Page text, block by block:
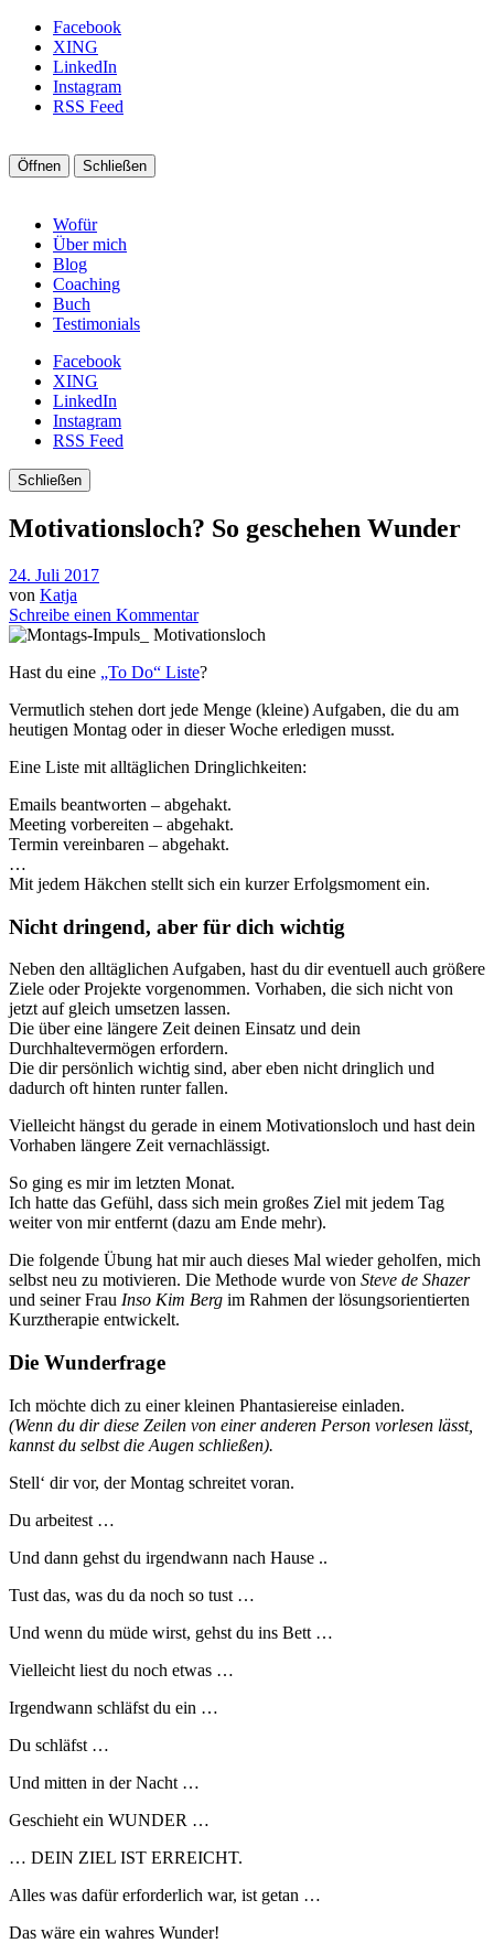
Facebook
XING
LinkedIn
Instagram
RSS Feed
Öffnen Schließen
Wofür
Über mich
Blog
Coaching
Buch
Testimonials
Facebook
XING
LinkedIn
Instagram
RSS Feed
Schließen
Motivationsloch? So geschehen Wunder
24. Juli 2017
von Katja
Schreibe einen Kommentar
Hast du eine „To Do“ Liste?
Vermutlich stehen dort jede Menge (kleine) Aufgaben, die du am
heutigen Montag oder in dieser Woche erledigen musst.
Eine Liste mit alltäglichen Dringlichkeiten:
Emails beantworten – abgehakt.
Meeting vorbereiten – abgehakt.
Termin vereinbaren – abgehakt.
…
Mit jedem Häkchen stellt sich ein kurzer Erfolgsmoment ein.
Nicht dringend, aber für dich wichtig
Neben den alltäglichen Aufgaben, hast du dir eventuell auch größere
Ziele oder Projekte vorgenommen. Vorhaben, die sich nicht von
jetzt auf gleich umsetzen lassen.
Die über eine längere Zeit deinen Einsatz und dein
Durchhaltevermögen erfordern.
Die dir persönlich wichtig sind, aber eben nicht dringlich und
dadurch oft hinten runter fallen.
Vielleicht hängst du gerade in einem Motivationsloch und hast dein
Vorhaben längere Zeit vernachlässigt.
So ging es mir im letzten Monat.
Ich hatte das Gefühl, dass sich mein großes Ziel mit jedem Tag
weiter von mir entfernt (dazu am Ende mehr).
Die folgende Übung hat mir auch dieses Mal wieder geholfen, mich
selbst neu zu motivieren. Die Methode wurde von Steve de Shazer
und seiner Frau Inso Kim Berg im Rahmen der lösungsorientierten
Kurztherapie entwickelt.
Die Wunderfrage
Ich möchte dich zu einer kleinen Phantasiereise einladen.
(Wenn du dir diese Zeilen von einer anderen Person vorlesen lässt,
kannst du selbst die Augen schließen).
Stell‘ dir vor, der Montag schreitet voran.
Du arbeitest …
Und dann gehst du irgendwann nach Hause ..
Tust das, was du da noch so tust …
Und wenn du müde wirst, gehst du ins Bett …
Vielleicht liest du noch etwas …
Irgendwann schläfst du ein …
Du schläfst …
Und mitten in der Nacht …
Geschieht ein WUNDER …
… DEIN ZIEL IST ERREICHT.
Alles was dafür erforderlich war, ist getan …
Das wäre ein wahres Wunder!